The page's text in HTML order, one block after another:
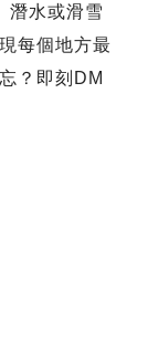
潛水或滑雪
每個地方最
？即刻DM